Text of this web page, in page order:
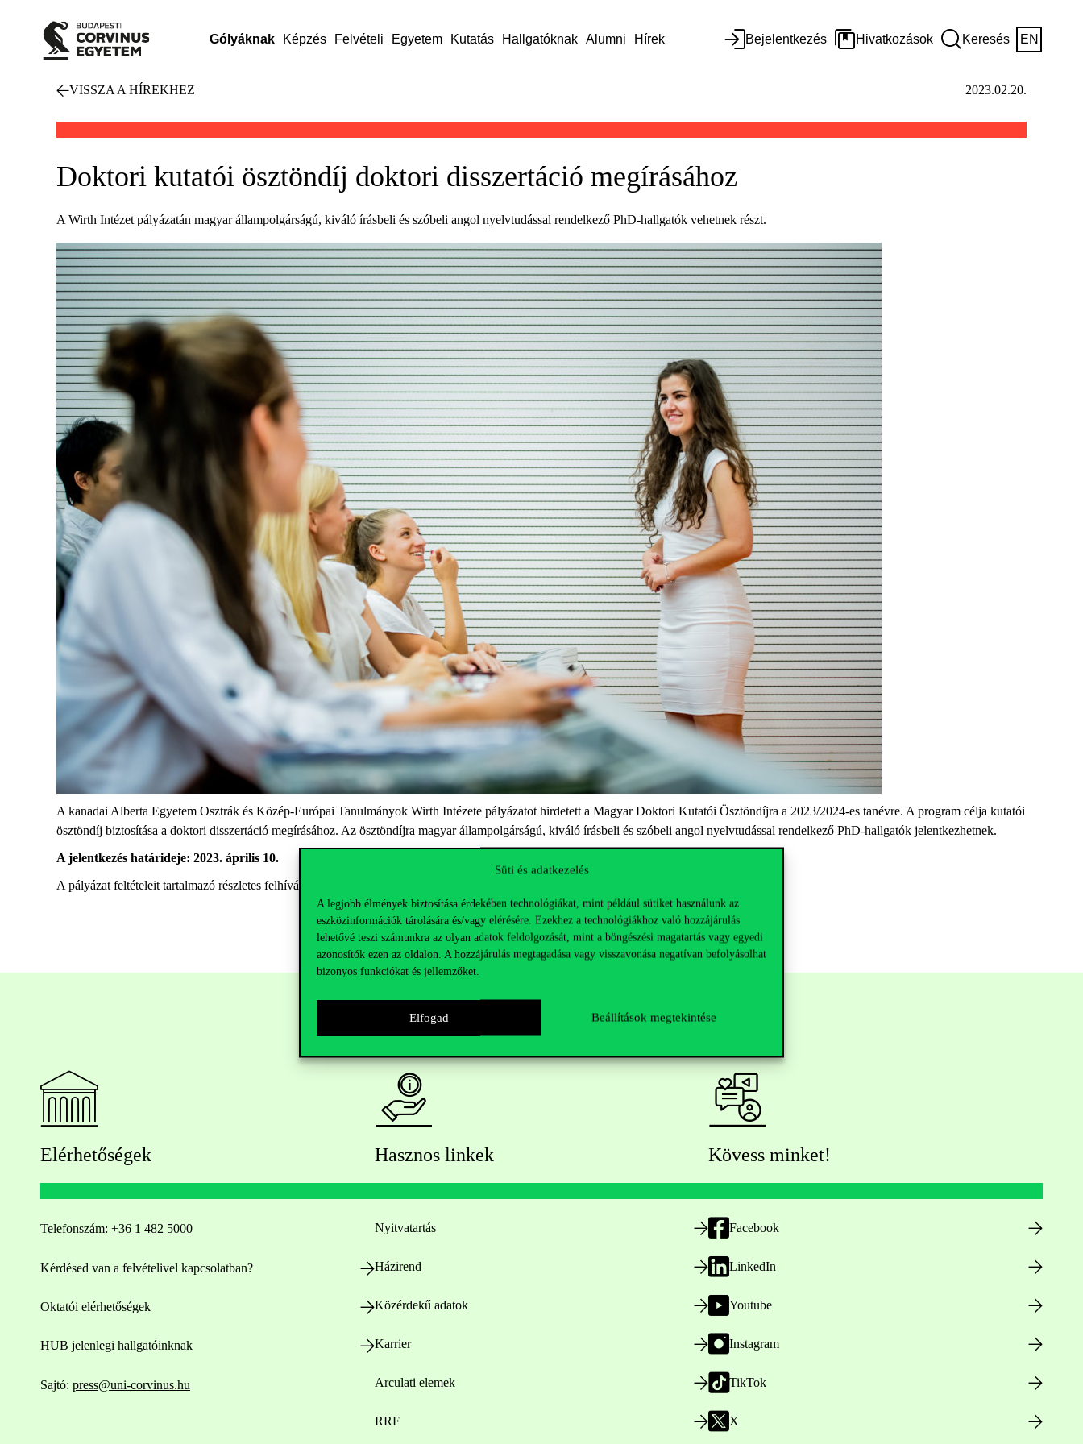
Süti és adatkezelés
A legjobb élmények biztosítása érdekében technológiákat, mint például sütiket használunk az
eszközinformációk tárolására és/vagy elérésére. Ezekhez a technológiákhoz való hozzájárulás
lehetővé teszi számunkra az olyan adatok feldolgozását, mint a böngészési magatartás vagy egyedi
azonosítók ezen az oldalon. A hozzájárulás megtagadása vagy visszavonása negatívan befolyásolhat
bizonyos funkciókat és jellemzőket.
Elfogad Beállítások megtekintése
Gólyáknak Képzés Felvételi Egyetem Kutatás Hallgatóknak Alumni Hírek Bejelentkezés Hivatkozások Keresés EN
VISSZA A HÍREKHEZ 2023.02.20.
Doktori kutatói ösztöndíj doktori disszertáció megírásához
A Wirth Intézet pályázatán magyar állampolgárságú, kiváló írásbeli és szóbeli angol nyelvtudással rendelkező PhD-hallgatók vehetnek részt.
A kanadai Alberta Egyetem Osztrák és Közép-Európai Tanulmányok Wirth Intézete pályázatot hirdetett a Magyar Doktori Kutatói Ösztöndíjra a 2023/2024-es tanévre. A program célja kutatói
ösztöndíj biztosítása a doktori disszertáció megírásához. Az ösztöndíjra magyar állampolgárságú, kiváló írásbeli és szóbeli angol nyelvtudással rendelkező PhD-hallgatók jelentkezhetnek.
A jelentkezés határideje: 2023. április 10.
A pályázat feltételeit tartalmazó részletes felhívás a
Elérhetőségek
Telefonszám: +36 1 482 5000
Kérdésed van a felvételivel kapcsolatban?
Oktatói elérhetőségek
HUB jelenlegi hallgatóinknak
Sajtó: press@uni-corvinus.hu
Hasznos linkek
Nyitvatartás
Házirend
Közérdekű adatok
Karrier
Arculati elemek
RRF
Kövess minket!
Facebook
LinkedIn
Youtube
Instagram
TikTok
X